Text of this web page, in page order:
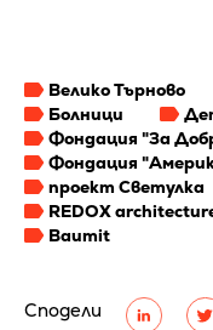
Сподели
Велико Търново
Болници
Фондация "За
Фондация
проект Светулка
REDOX
Baumit